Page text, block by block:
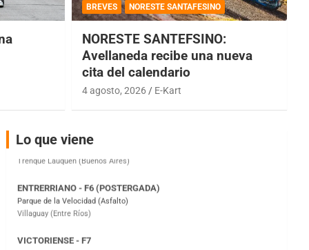
BREVES NORESTE SANTAFESINO
NORESTE SANTEFSINO:
Avellaneda recibe una nueva
cita del calendario
4 agosto, 2026 E-Kart
Lo que viene
IAME SERIES ARGENTINA 6
Ramiro Tot (Asfalto)
Baradero (Buenos Aires)
Ciudad de Trenque Lauquen (Asfalto)
Parque de la Velocidad (Asfalto)
El Cerro (Tierra)
Victoria (Entre Ríos)
Moto Club Reginense (Tierra)